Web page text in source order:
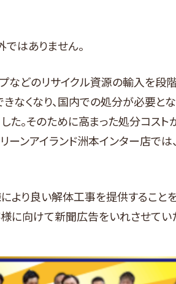
はありません。
などのリサイクル資源の輸入を
なくなり、国内での処分が必要と
。そのために高まった処分コス
ンアイランド洲本インター店で
より良い解体工事を提供すること
に向けて新聞広告をいれさせてい